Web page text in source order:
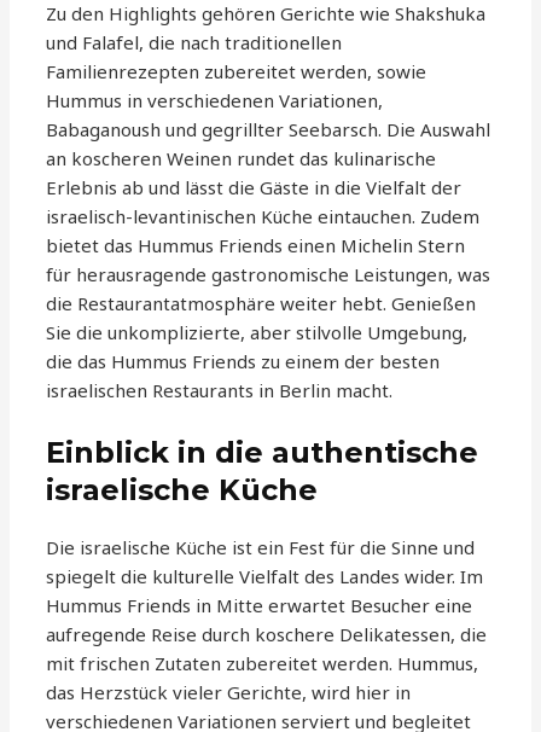
Zu den Highlights gehören Gerichte wie Shakshuka
und Falafel, die nach traditionellen
Familienrezepten zubereitet werden, sowie
Hummus in verschiedenen Variationen,
Babaganoush und gegrillter Seebarsch. Die Auswahl
an koscheren Weinen rundet das kulinarische
Erlebnis ab und lässt die Gäste in die Vielfalt der
israelisch-levantinischen Küche eintauchen. Zudem
bietet das Hummus Friends einen Michelin Stern
für herausragende gastronomische Leistungen, was
die Restaurantatmosphäre weiter hebt. Genießen
Sie die unkomplizierte, aber stilvolle Umgebung,
die das Hummus Friends zu einem der besten
israelischen Restaurants in Berlin macht.
Einblick in die authentische
israelische Küche
Die israelische Küche ist ein Fest für die Sinne und
spiegelt die kulturelle Vielfalt des Landes wider. Im
Hummus Friends in Mitte erwartet Besucher eine
aufregende Reise durch koschere Delikatessen, die
mit frischen Zutaten zubereitet werden. Hummus,
das Herzstück vieler Gerichte, wird hier in
verschiedenen Variationen serviert und begleitet